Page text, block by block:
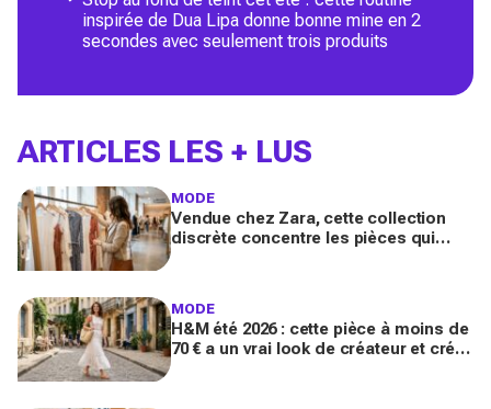
inspirée de Dua Lipa donne bonne mine en 2
secondes avec seulement trois produits
ARTICLES LES + LUS
MODE
Vendue chez Zara, cette collection
discrète concentre les pièces qui
MODE
H&M été 2026 : cette pièce à moins de
70 € a un vrai look de créateur et crée